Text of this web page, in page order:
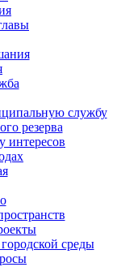
службу
резерва
интересов
среды